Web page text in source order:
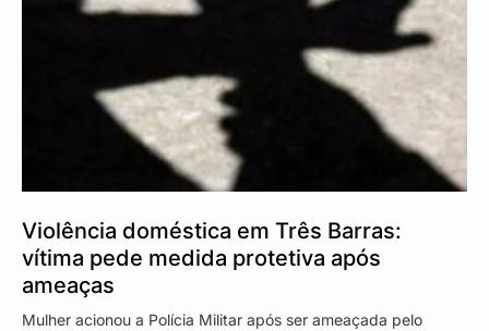
Violência doméstica em Três Barras:
vítima pede medida protetiva após
ameaças
Mulher acionou a Polícia Militar após ser ameaçada pelo